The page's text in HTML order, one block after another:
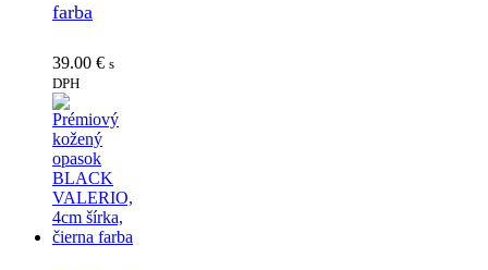
farba
39.00 € s
DPH